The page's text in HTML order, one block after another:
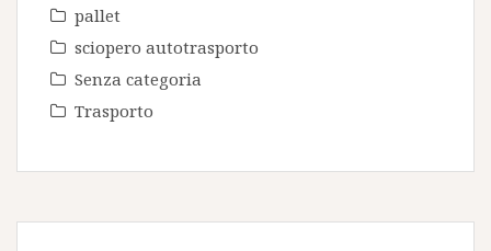
pallet
sciopero autotrasporto
Senza categoria
Trasporto